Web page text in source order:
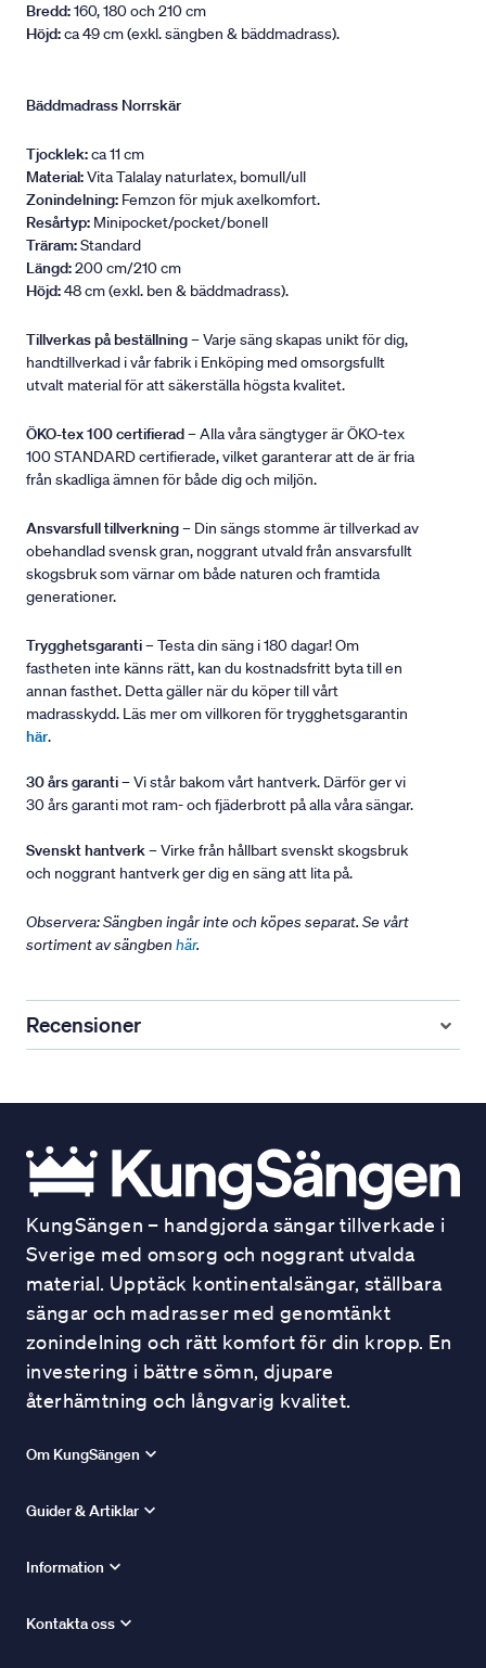
Bredd:160, 180 och 210 cm
Höjd:ca 49 cm (exkl. sängben & bäddmadrass).
Bäddmadrass Norrskär
Tjocklek:ca 11 cm
Material:Vita Talalay naturlatex, bomull/ull
Zonindelning: Femzon för mjuk axelkomfort.
Resårtyp: Minipocket/pocket/bonell
Träram:Standard
Längd:200 cm/210 cm
Höjd:48 cm (exkl. ben & bäddmadrass).
Tillverkas på beställning– Varje säng skapas unikt för dig,
handtillverkad i vår fabrik i Enköping med omsorgsfullt
utvalt material för att säkerställa högsta kvalitet.
ÖKO-tex 100 certifierad– Alla våra sängtyger är ÖKO-tex
100 STANDARD certifierade, vilket garanterar att de är fria
från skadliga ämnen för både dig och miljön.
Ansvarsfull tillverkning– Din sängs stomme är tillverkad av
obehandlad svensk gran, noggrant utvald från ansvarsfullt
skogsbruk som värnar om både naturen och framtida
generationer.
Trygghetsgaranti– Testa din säng i 180 dagar! Om
fastheten inte känns rätt, kan du kostnadsfritt byta till en
annan fasthet. Detta gäller när du köper till vårt
madrasskydd. Läs mer om villkoren för trygghetsgarantin
här.
30 års garanti– Vi står bakom vårt hantverk. Därför ger vi
30 års garanti mot ram- och fjäderbrott på alla våra sängar.
Svenskt hantverk– Virke från hållbart svenskt skogsbruk
och noggrant hantverk ger dig en säng att lita på.
Observera: Sängben ingår inte och köpes separat. Se vårt
sortiment av sängben här.
Recensioner
KungSängen – handgjorda sängar tillverkade i
Sverige med omsorg och noggrant utvalda
material. Upptäck kontinentalsängar, ställbara
sängar och madrasser med genomtänkt
zonindelning och rätt komfort för din kropp. En
investering i bättre sömn, djupare
återhämtning och långvarig kvalitet.
Om KungSängen
Guider & Artiklar
Information
Kontakta oss